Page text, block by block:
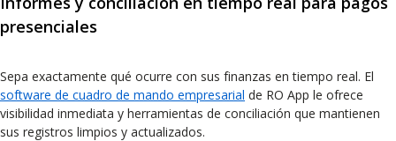
presenciales
Sepa exactamente qué ocurre con sus finanzas en tiempo real. El
software de cuadro de mando empresarial de RO App le ofrece
visibilidad inmediata y herramientas de conciliación que mantienen
sus registros limpios y actualizados.